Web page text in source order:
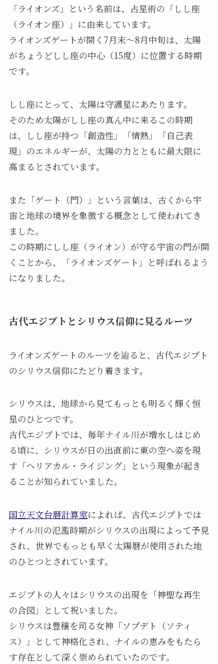
「ライオンズ」という名前は、占星術の「しし座
（ライオン座）」に由来しています。
ライオンズゲートが開く7月末〜8月中旬は、太陽
がちょうどしし座の中心（15度）に位置する時期
です。
しし座にとって、太陽は守護星にあたります。
そのため太陽がしし座の真ん中に来るこの時期
は、しし座が持つ「創造性」「情熱」「自己表
現」のエネルギーが、太陽の力とともに最大限に
高まるとされています。
また「ゲート（門）」という言葉は、古くから宇
宙と地球の境界を象徴する概念として使われてき
ました。
この時期にしし座（ライオン）が守る宇宙の門が開
くことから、「ライオンズゲート」と呼ばれるよう
になりました。
古代エジプトとシリウス信仰に見るルーツ
ライオンズゲートのルーツを辿ると、古代エジプト
のシリウス信仰にたどり着きます。
シリウスは、地球から見てもっとも明るく輝く恒
星のひとつです。
古代エジプトでは、毎年ナイル川が増水しはじめ
る頃に、シリウスが日の出直前に東の空へ姿を現
す「ヘリアカル・ライジング」という現象が起き
ることが知られていました。
国立天文台暦計算室によれば、古代エジプトでは
ナイル川の氾濫時期がシリウスの出現によって予見
され、世界でもっとも早く太陽暦が使用された地
のひとつとされています。
エジプトの人々はシリウスの出現を「神聖な再生
の合図」として祝いました。
シリウスは豊穣を司る女神「ソプデト（ソティ
ス）」として神格化され、ナイルの恵みをもたら
す存在として深く崇められていたのです。